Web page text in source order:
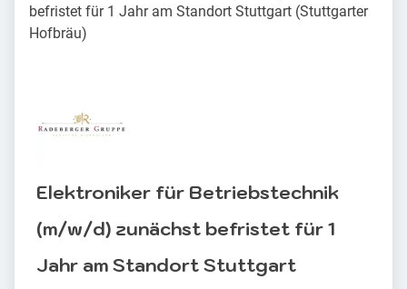
befristet für 1 Jahr am Standort Stuttgart (Stuttgarter
Hofbräu)
Elektroniker für Betriebstechnik
(m/w/d) zunächst befristet für 1
Jahr am Standort Stuttgart